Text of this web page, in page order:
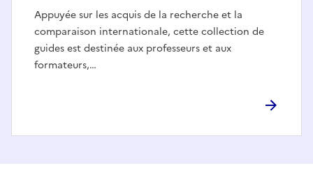
Appuyée sur les acquis de la recherche et la
comparaison internationale, cette collection de
guides est destinée aux professeurs et aux
formateurs,…